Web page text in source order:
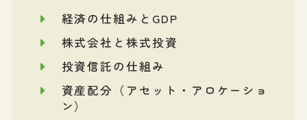
経済の仕組みとGDP
株式会社と株式投資
投資信託の仕組み
資産配分（アセット・アロケーショ
ン）